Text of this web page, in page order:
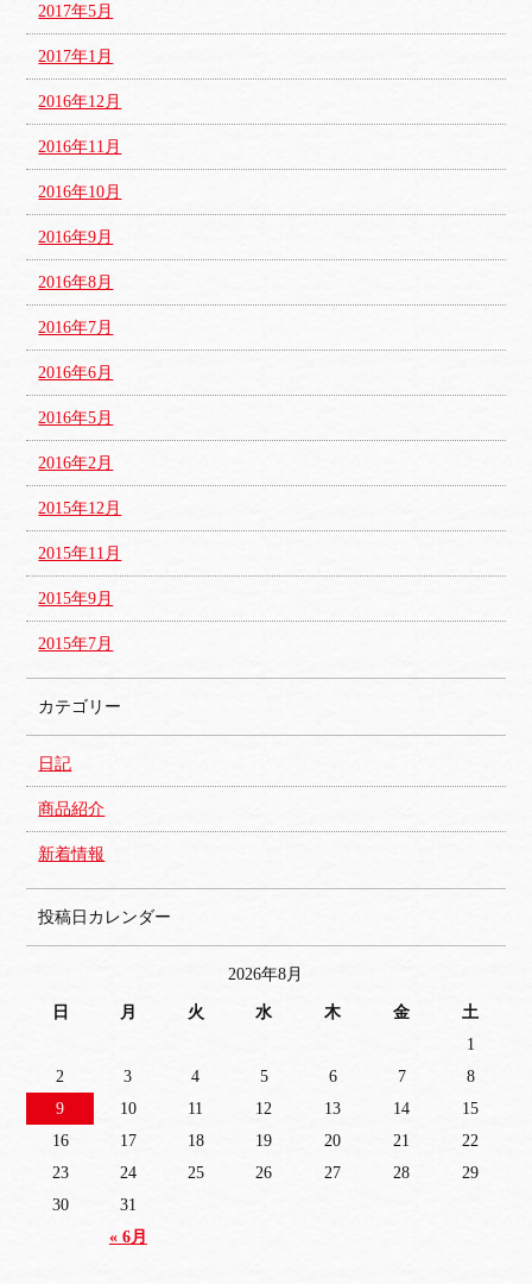
2017年5月
2017年1月
2016年12月
2016年11月
2016年10月
2016年9月
2016年8月
2016年7月
2016年6月
2016年5月
2016年2月
2015年12月
2015年11月
2015年9月
2015年7月
カテゴリー
日記
商品紹介
新着情報
投稿日カレンダー
2026年8月
日 月 火 水 木 金 土
« 6月
1
2
3 4 5 6 7
8
9
10 11 12 13 14
15
16
17 18 19 20 21
22
23
24 25 26 27 28
29
30
31